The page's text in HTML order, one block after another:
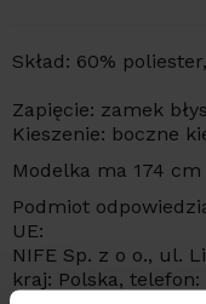
Skład: 60%
Zapięcie: zamek
Kieszenie: boczne
Modelka ma 174
Podmiot
UE:
NIFE Sp. z o o., ul.
kraj: Polska,